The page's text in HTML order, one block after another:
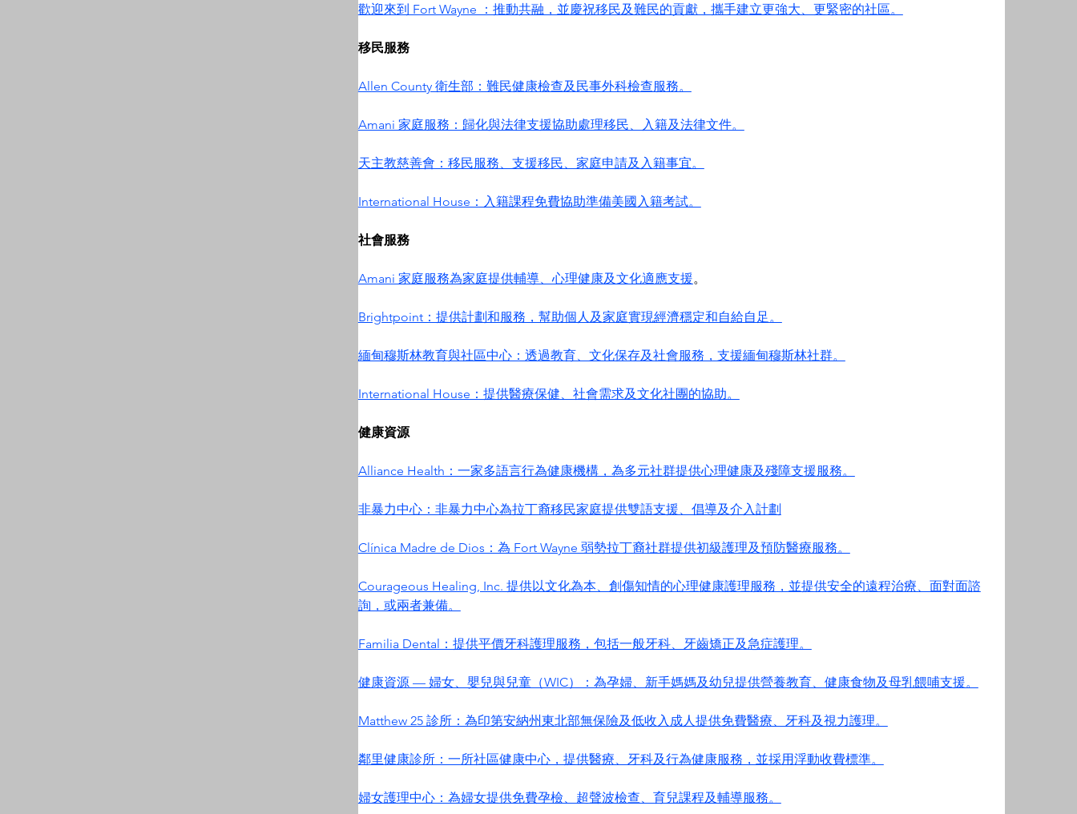
歡迎來到 Fort Wayne ：推動共融，並慶祝移民及難民的貢獻，攜手建立更強大、更緊密的社區。
移民服務
Allen County 衛生部：難民健康檢查及民事外科檢查服務。
Amani 家庭服務：歸化與法律支援協助處理移民、入籍及法律文件。
天主教慈善會：移民服務、支援移民、家庭申請及入籍事宜。
International House：入籍課程免費協助準備美國入籍考試。
社會服務
Amani 家庭服務為家庭提供輔導、心理健康及文化適應支援。
Brightpoint：提供計劃和服務，幫助個人及家庭實現經濟穩定和自給自足。
緬甸穆斯林教育與社區中心：透過教育、文化保存及社會服務，支援緬甸穆斯林社群。
International House：提供醫療保健、社會需求及文化社團的協助。
健康資源
Alliance Health：一家多語言行為健康機構，為多元社群提供心理健康及殘障支援服務。
非暴力中心：非暴力中心為拉丁裔移民家庭提供雙語支援、倡導及介入計劃
Clínica Madre de Dios：為 Fort Wayne 弱勢拉丁裔社群提供初級護理及預防醫療服務。
Courageous Healing, Inc. 提供以文化為本、創傷知情的心理健康護理服務，並提供安全的遠程治療、面對面諮
詢，或兩者兼備。
Familia Dental：提供平價牙科護理服務，包括一般牙科、牙齒矯正及急症護理。
健康資源 — 婦女、嬰兒與兒童（WIC）：為孕婦、新手媽媽及幼兒提供營養教育、健康食物及母乳餵哺支援。
Matthew 25 診所：為印第安納州東北部無保險及低收入成人提供免費醫療、牙科及視力護理。
鄰里健康診所：一所社區健康中心，提供醫療、牙科及行為健康服務，並採用浮動收費標準。
婦女護理中心：為婦女提供免費孕檢、超聲波檢查、育兒課程及輔導服務。